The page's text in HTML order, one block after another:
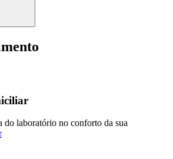
do laboratório no conforto da sua